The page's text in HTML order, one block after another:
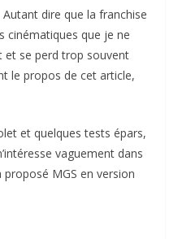
dire que la franchise
cinématiques que je ne
et se perd trop souvent
le propos de cet article,
et quelques tests épars,
vaguement dans
MGS en version